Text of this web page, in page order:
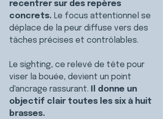
recentrer sur des repères
concrets. Le focus attentionnel se
déplace de la peur diffuse vers des
tâches précises et contrôlables.
Le sighting, ce relevé de tête pour
viser la bouée, devient un point
d'ancrage rassurant.
Il donne un
objectif clair toutes les six à huit
brasses.